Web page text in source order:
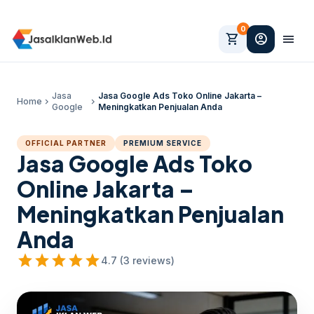
shopping_cart
0
account_circle menu
Home chevron_right
Jasa
Google
chevron_right
Jasa Google Ads Toko Online Jakarta –
Meningkatkan Penjualan Anda
OFFICIAL PARTNER PREMIUM SERVICE
Jasa Google Ads Toko
Online Jakarta –
Meningkatkan Penjualan
Anda
starstarstarstarstar4.7 (3 reviews)